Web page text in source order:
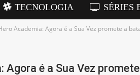
TECNOLOGIA SÉRIES
Academia: Agora é a Sua Vez promete a
Agora é a Sua Vez